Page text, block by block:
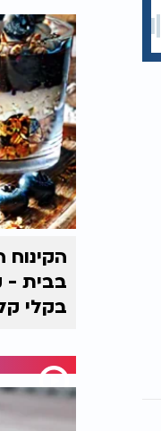
בבית -
בקלי